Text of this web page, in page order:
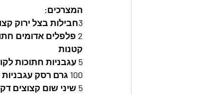
המצרכים:
3חבילות בצל ירוק קצוצים
2 פלפלים אדומים חתוכים לקוביות
קטנות
5 עגבניות חתוכות לקוביות
100 גרם רסק עגבניות
5 שיני שום קצוצים דק